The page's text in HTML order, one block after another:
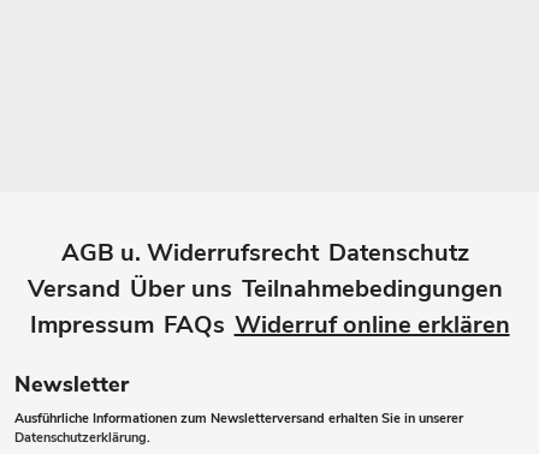
AGB u. Widerrufsrecht Datenschutz
Versand Über uns Teilnahmebedingungen
Impressum FAQs Widerruf online erklären
Newsletter
Ausführliche Informationen zum Newsletterversand erhalten Sie in unserer
Datenschutzerklärung.